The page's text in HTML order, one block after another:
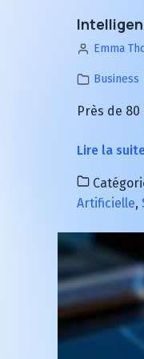
Emma
Business
Près de
Lire la suite
Artificielle,